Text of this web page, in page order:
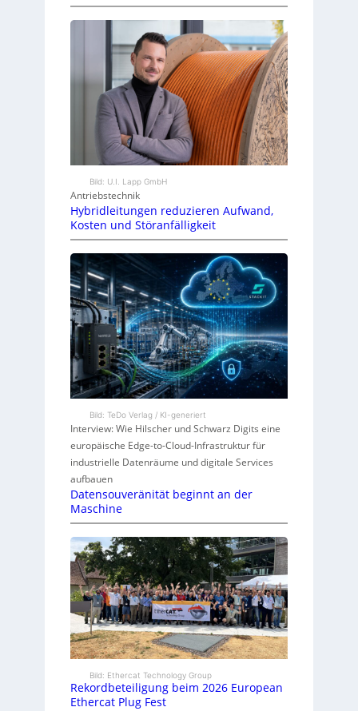
Bild: U.I. Lapp GmbH
Antriebstechnik
Hybridleitungen reduzieren Aufwand,
Kosten und Störanfälligkeit
Bild: TeDo Verlag / KI-generiert
Interview: Wie Hilscher und Schwarz Digits eine
europäische Edge-to-Cloud-Infrastruktur für
industrielle Datenräume und digitale Services
aufbauen
Datensouveränität beginnt an der
Maschine
Bild: Ethercat Technology Group
Rekordbeteiligung beim 2026 European
Ethercat Plug Fest